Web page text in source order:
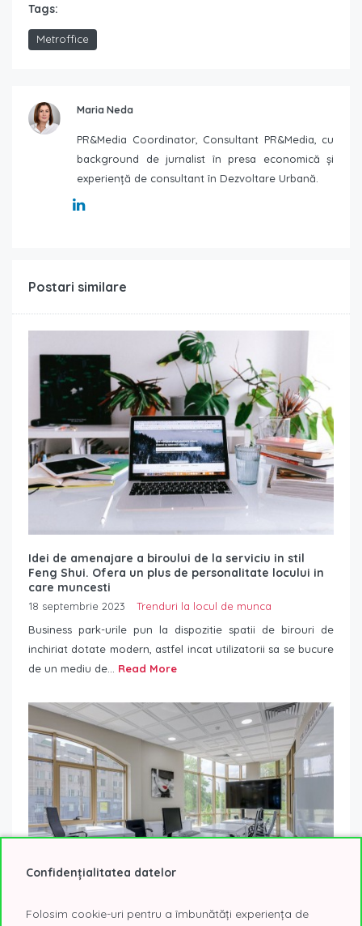
Tags:
Metroffice
Maria Neda
PR&Media Coordinator, Consultant PR&Media, cu
background de jurnalist în presa economică și
experiență de consultant în Dezvoltare Urbană.
Postari similare
Idei de amenajare a biroului de la serviciu in stil
Feng Shui. Ofera un plus de personalitate locului in
care muncesti
18 septembrie 2023
Trenduri la locul de munca
Business park-urile pun la dispozitie spatii de birouri de
inchiriat dotate modern, astfel incat utilizatorii sa se bucure
de un mediu de... Read More
Confidențialitatea datelor
Folosim cookie-uri pentru a îmbunătăți experiența de